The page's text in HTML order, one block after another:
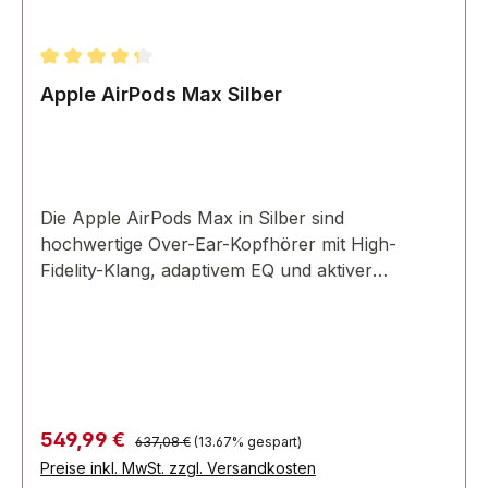
Durchschnittliche Bewertung von 4.33 von 5 Sternen
Apple AirPods Max Silber
Die Apple AirPods Max in Silber sind
hochwertige Over-Ear-Kopfhörer mit High-
Fidelity-Klang, adaptivem EQ und aktiver
Verkaufspreis:
549,99 € Regulärer Preis:
637,08 € (13.67% gespart)
Preise inkl. MwSt. zzgl. Versandkosten